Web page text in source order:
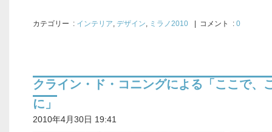
カテゴリー : インテリア, デザイン, ミラノ2010 | コメント : 0
クライン・ド・コニングによる「ここで、
に」
2010年4月30日 19:41